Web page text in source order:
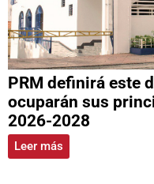
PRM definirá este
ocuparán sus
2026-2028
Leer más